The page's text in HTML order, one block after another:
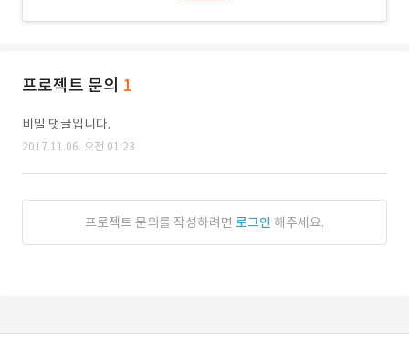
프로젝트 문의 1
비밀 댓글입니다.
2017.11.06. 오전 01:23
프로젝트 문의를 작성하려면 로그인 해주세요.